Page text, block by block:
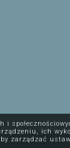
ich
zarządzać